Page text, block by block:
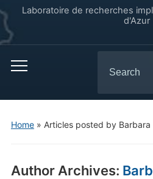
Laboratoire de recherches
d'Azur
for:
Home» Articles posted by Barbara
Author Archives: